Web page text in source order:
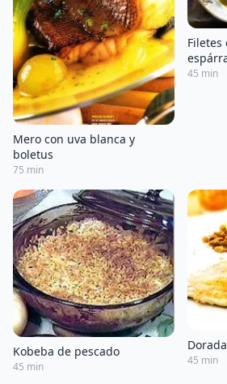
Mero con uva blanca y
boletus
75 min
45 min
Kobeba de pescado
45 min 45 min